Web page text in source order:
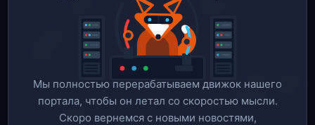
Мы полностью перерабатываем движок нашего
портала, чтобы он летал со скоростью мысли.
Скоро вернемся c новыми новостями,